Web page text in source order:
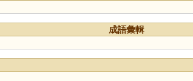
成語彙輯